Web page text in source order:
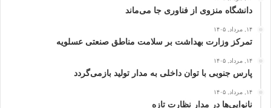
دانشگاه منزوی از فناوری جا می‌ماند
۱۴, مرداد, ۱۴۰۵
تمرکز وزارت بهداشت بر سلامت مناطق صنعتی عسلویه
۱۴, مرداد, ۱۴۰۵
پارس جنوبی با توان داخلی به مدار تولید بازمی‌گردد
۱۴, مرداد, ۱۴۰۵
نانوایی‌ها در مدار نظارت تازه